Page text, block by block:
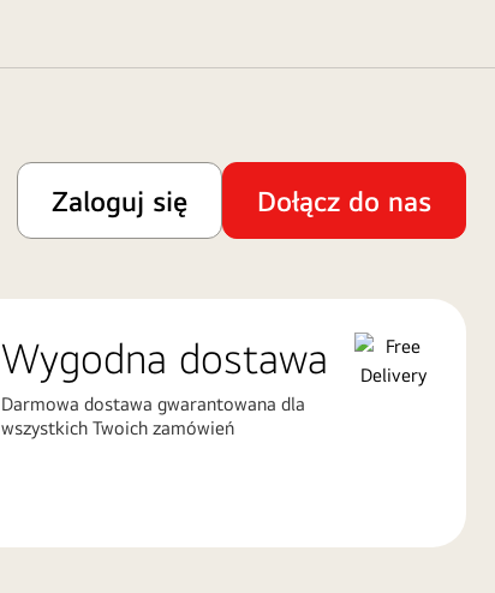
Zaloguj się Dołącz do nas
Wygodna dostawa
Darmowa dostawa gwarantowana dla
wszystkich Twoich zamówień